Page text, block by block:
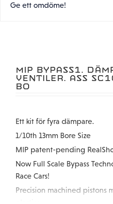
Ge ett omdöme!
MIP BYPASS1.
VENTILER. ASS
BO
Ett kit för fyra dämpare.
1/10th 13mm Bore Size
MIP patent-pending
Now Full Scale Bypass
Race Cars!
Precision machined pistons